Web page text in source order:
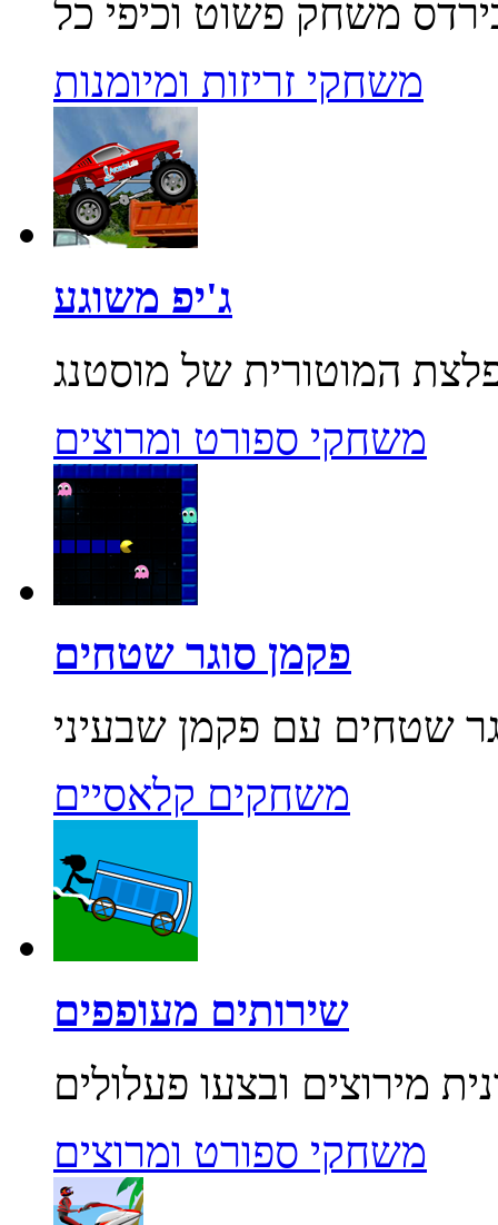
משחקי זריזות ומיומנות
ג'יפ משוגע
משחקי ספורט ומרוצים
פקמן סוגר שטחים
משחקים קלאסיים
שירותים מעופפים
משחקי ספורט ומרוצים